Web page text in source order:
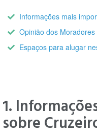
Informações mais
Opinião dos Moradores
Espaços para alugar
1.
sobre